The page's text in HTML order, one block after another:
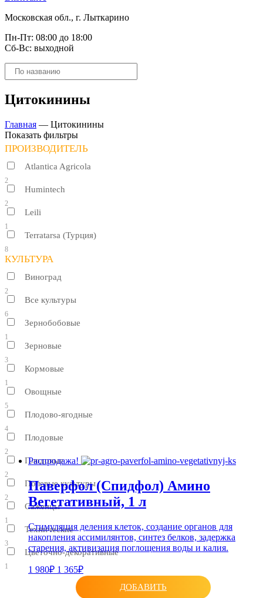
Московская обл., г. Лыткарино
Пн-Пт: 08:00 до 18:00
Сб-Вс: выходной
Поиск
товаров
Цитокинины
Главная — Цитокинины
Показать фильтры
ПРОИЗВОДИТЕЛЬ
Atlantica Agricola
2
Humintech
2
Leili
1
Terratarsa (Турция)
8
КУЛЬТУРА
Виноград
2
Все культуры
6
Зернобобовые
1
Зерновые
3
Кормовые
1
Овощные
5
Плодово-ягодные
4
Плодовые
2
Плодовые
2
Полевые культуры
2
Саженцы
1
Технические
3
Цветочно-декоративные
1
Распродажа!
Паверфол (Спидфол) Амино
Вегетативный, 1 л
Стимуляция деления клеток, создание органов для
накопления ассимилянтов, синтез белков, задержка
старения, активизация поглощения воды и калия.
1 980₽ 1 365₽
ДОБАВИТЬ